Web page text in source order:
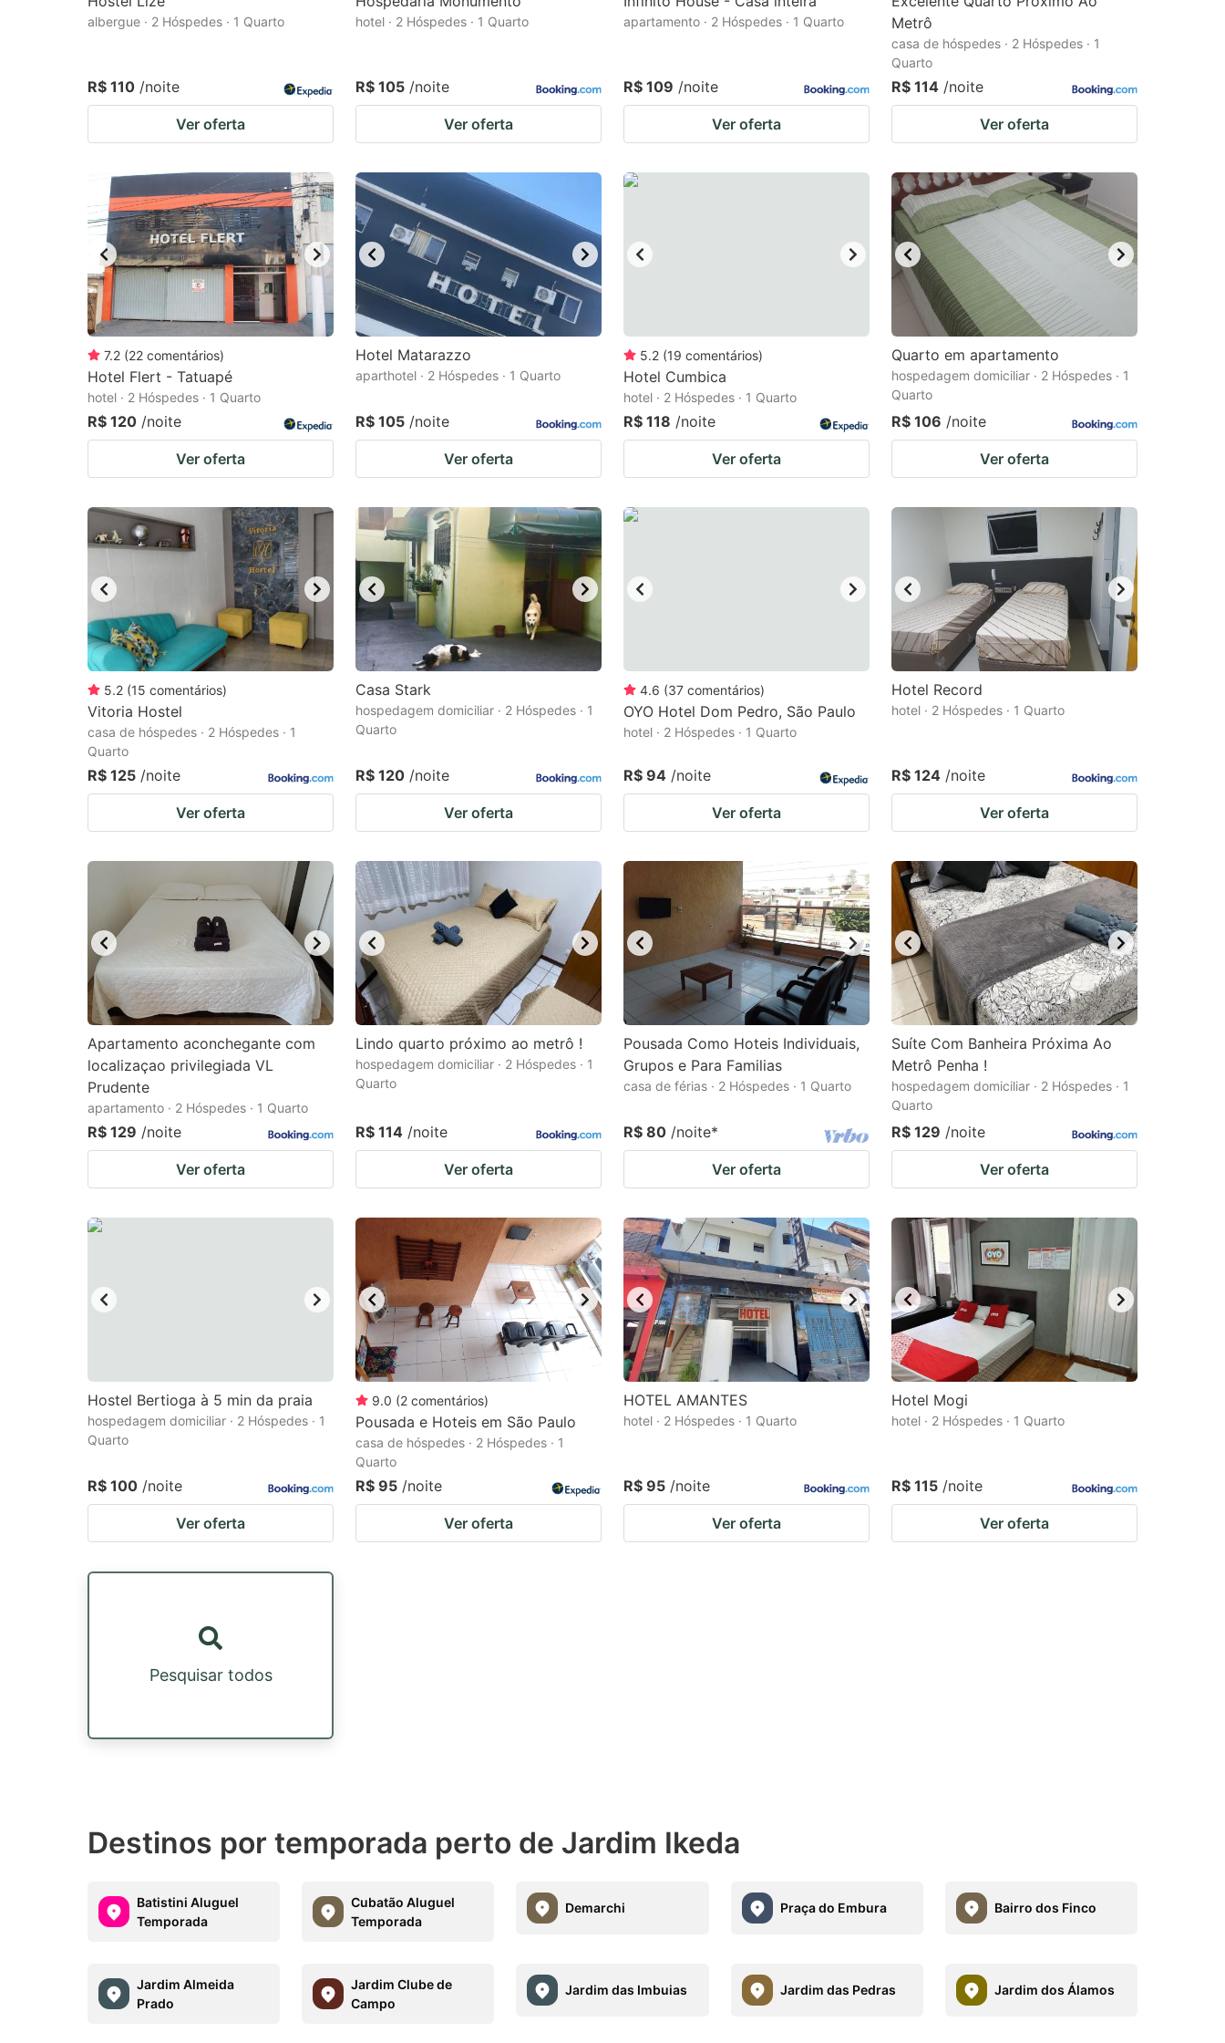
albergue · 2 Hóspedes · 1 Quarto
R$ 110 /noite
Ver oferta
hotel · 2 Hóspedes · 1 Quarto
R$ 105 /noite
Ver oferta
apartamento · 2 Hóspedes · 1 Quarto
R$ 109 /noite
Ver oferta
Metrô
casa de hóspedes · 2 Hóspedes · 1
Quarto
R$ 114 /noite
Ver oferta
7.2 (22 comentários)
Hotel Flert - Tatuapé
hotel · 2 Hóspedes · 1 Quarto
R$ 120 /noite
Ver oferta
Hotel Matarazzo
aparthotel · 2 Hóspedes · 1 Quarto
R$ 105 /noite
Ver oferta
5.2 (19 comentários)
Hotel Cumbica
hotel · 2 Hóspedes · 1 Quarto
R$ 118 /noite
Ver oferta
Quarto em apartamento
hospedagem domiciliar · 2 Hóspedes · 1
Quarto
R$ 106 /noite
Ver oferta
5.2 (15 comentários)
Vitoria Hostel
casa de hóspedes · 2 Hóspedes · 1
Quarto
R$ 125 /noite
Ver oferta
Casa Stark
hospedagem domiciliar · 2 Hóspedes · 1
Quarto
R$ 120 /noite
Ver oferta
4.6 (37 comentários)
OYO Hotel Dom Pedro, São Paulo
hotel · 2 Hóspedes · 1 Quarto
R$ 94 /noite
Ver oferta
Hotel Record
hotel · 2 Hóspedes · 1 Quarto
R$ 124 /noite
Ver oferta
Apartamento aconchegante com
localizaçao privilegiada VL
Prudente
apartamento · 2 Hóspedes · 1 Quarto
R$ 129 /noite
Ver oferta
Lindo quarto próximo ao metrô !
hospedagem domiciliar · 2 Hóspedes · 1
Quarto
R$ 114 /noite
Ver oferta
Pousada Como Hoteis Individuais,
Grupos e Para Familias
casa de férias · 2 Hóspedes · 1 Quarto
R$ 80 /noite*
Ver oferta
Suíte Com Banheira Próxima Ao
Metrô Penha !
hospedagem domiciliar · 2 Hóspedes · 1
Quarto
R$ 129 /noite
Ver oferta
Hostel Bertioga à 5 min da praia
hospedagem domiciliar · 2 Hóspedes · 1
Quarto
R$ 100 /noite
Ver oferta
9.0 (2 comentários)
Pousada e Hoteis em São Paulo
casa de hóspedes · 2 Hóspedes · 1
Quarto
R$ 95 /noite
Ver oferta
HOTEL AMANTES
hotel · 2 Hóspedes · 1 Quarto
R$ 95 /noite
Ver oferta
Hotel Mogi
hotel · 2 Hóspedes · 1 Quarto
R$ 115 /noite
Ver oferta
Pesquisar todos
Destinos por temporada perto de Jardim Ikeda
Batistini Aluguel
Temporada
Cubatão Aluguel
Temporada
Demarchi Praça do Embura Bairro dos Finco
Jardim Almeida
Prado
Jardim Clube de
Campo
Jardim das Imbuias Jardim das Pedras Jardim dos Álamos